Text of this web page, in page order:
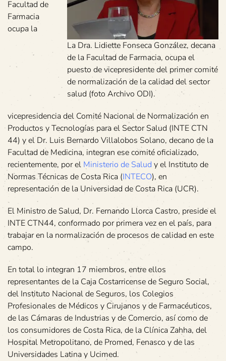
La Dra. Lidiette Fonseca González, decana
de la Facultad de Farmacia, ocupa el
puesto de vicepresidente del primer comité
de normalización de la calidad del sector
salud (foto Archivo ODI).
Facultad de
Farmacia
ocupa la
vicepresidencia del Comité Nacional de Normalización en
Productos y Tecnologías para el Sector Salud (INTE CTN
44) y el Dr. Luis Bernardo Villalobos Solano, decano de la
Facultad de Medicina, integran ese comité oficializado,
recientemente, por el Ministerio de Salud y el Instituto de
Normas Técnicas de Costa Rica (INTECO), en
representación de la Universidad de Costa Rica (UCR).
El Ministro de Salud, Dr. Fernando Llorca Castro, preside el
INTE CTN44, conformado por primera vez en el país, para
trabajar en la normalización de procesos de calidad en este
campo.
En total lo integran 17 miembros, entre ellos
representantes de la Caja Costarricense de Seguro Social,
del Instituto Nacional de Seguros, los Colegios
Profesionales de Médicos y Cirujanos y de Farmacéuticos,
de las Cámaras de Industrias y de Comercio, así como de
los consumidores de Costa Rica, de la Clínica Zahha, del
Hospital Metropolitano, de Promed, Fenasco y de las
Universidades Latina y Ucimed.